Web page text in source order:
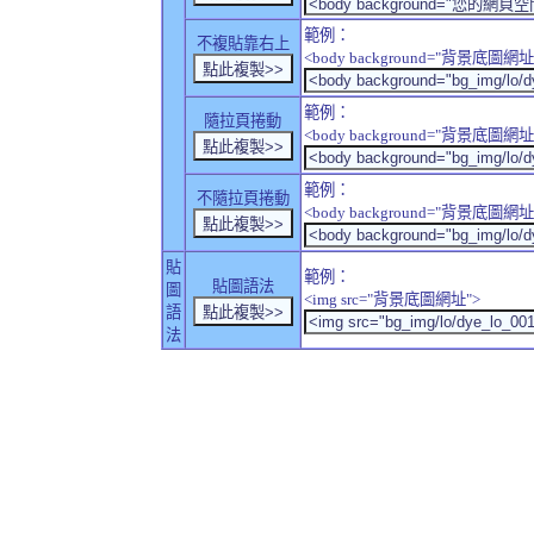
不複貼靠右上
範例：
<body background="背景底圖網
隨拉頁捲動
範例：
<body background="背景底圖網
不隨拉頁捲動
範例：
<body background="背景底圖網
貼
圖
語
法
貼圖語法
範例：
<img src="背景底圖網址">